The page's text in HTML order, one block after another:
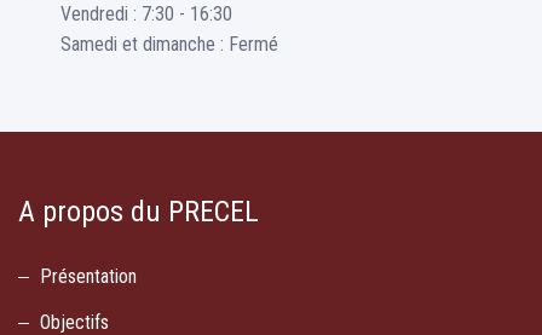
Vendredi : 7:30 - 16:30
Samedi et dimanche : Fermé
A propos du PRECEL
Présentation
Objectifs